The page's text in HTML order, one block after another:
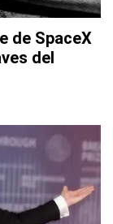
de SpaceX
del